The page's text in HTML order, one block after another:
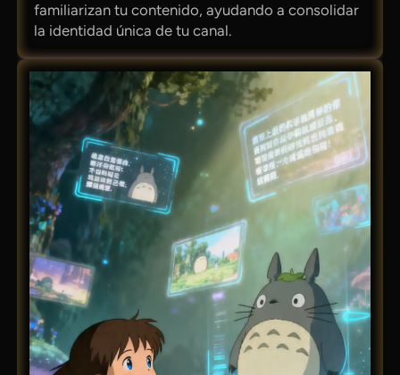
familiarizan tu contenido, ayudando a consolidar
la identidad única de tu canal.